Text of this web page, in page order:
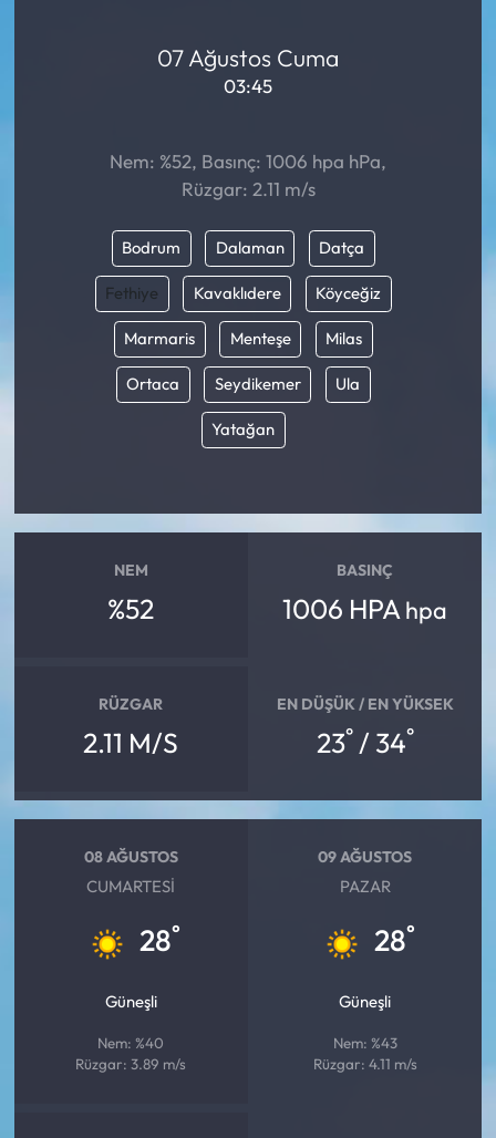
07 Ağustos Cuma
03:45
Nem: %52, Basınç: 1006 hpa hPa,
Rüzgar: 2.11 m/s
Bodrum Dalaman Datça
Fethiye Kavaklıdere Köyceğiz
Marmaris Menteşe Milas
Ortaca Seydikemer Ula
Yatağan
NEM
%52
BASINÇ
1006 HPA hpa
RÜZGAR
2.11 M/S
EN DÜŞÜK / EN YÜKSEK
23°/ 34°
08 AĞUSTOS
CUMARTESI
28°
Güneşli
Nem: %40
Rüzgar: 3.89 m/s
09 AĞUSTOS
PAZAR
28°
Güneşli
Nem: %43
Rüzgar: 4.11 m/s